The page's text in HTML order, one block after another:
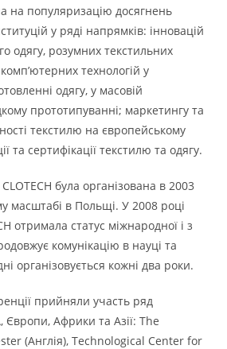
на популяризацію досягнень
у ряді напрямків: інновацій
одягу, розумних текстильних
технологій у
одягу, у масовій
прототипуванні; маркетингу та
текстилю на європейському
та сертифікації текстилю та одягу.
була організована в 2003
масштабі в Польщі. У 2008 році
отримала статус міжнародної і з
комунікацію в науці та
організовується кожні два роки.
прийняли участь ряд
Європи, Африки та Азії: The
(Англія), Technological Center for